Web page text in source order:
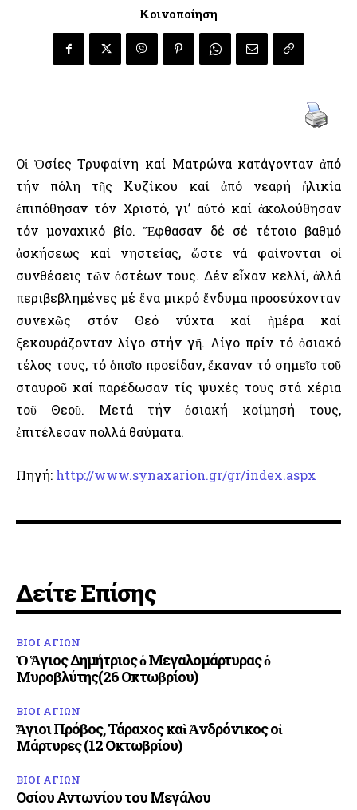
Κοινοποίηση
Οἱ Ὁσίες Τρυφαίνη καί Ματρώνα κατάγονταν ἀπό
τήν πόλη τῆς Κυζίκου καί ἀπό νεαρή ἡλικία
ἐπιπόθησαν τόν Χριστό, γι’ αὐτό καί ἀκολούθησαν
τόν μοναχικό βίο. Ἔφθασαν δέ σέ τέτοιο βαθμό
ἀσκήσεως καί νηστείας, ὥστε νά φαίνονται οἱ
συνθέσεις τῶν ὀστέων τους. Δέν εἶχαν κελλί, ἀλλά
περιβεβλημένες μέ ἕνα μικρό ἔνδυμα προσεύχονταν
συνεχῶς στόν Θεό νύχτα καί ἡμέρα καί
ξεκουράζονταν λίγο στήν γῆ. Λίγο πρίν τό ὁσιακό
τέλος τους, τό ὁποῖο προείδαν, ἔκαναν τό σημεῖο τοῦ
σταυροῦ καί παρέδωσαν τίς ψυχές τους στά χέρια
τοῦ Θεοῦ. Μετά τήν ὁσιακή κοίμησή τους,
ἐπιτέλεσαν πολλά θαύματα.
Πηγή: http://www.synaxarion.gr/gr/index.aspx
Δείτε Επίσης
ΒΙΟΙ ΑΓΙΩΝ
Ὁ Ἅγιος Δημήτριος ὁ Μεγαλομάρτυρας ὁ
Μυροβλύτης(26 Οκτωβρίου)
ΒΙΟΙ ΑΓΙΩΝ
Ἅγιοι Πρόβος, Τάραχος καὶ Ἀνδρόνικος οἱ
Μάρτυρες (12 Οκτωβρίου)
ΒΙΟΙ ΑΓΙΩΝ
Οσίου Αντωνίου του Μεγάλου